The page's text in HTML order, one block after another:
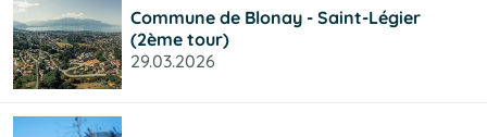
Commune de Blonay - Saint-Légier
(2ème tour)
29.03.2026